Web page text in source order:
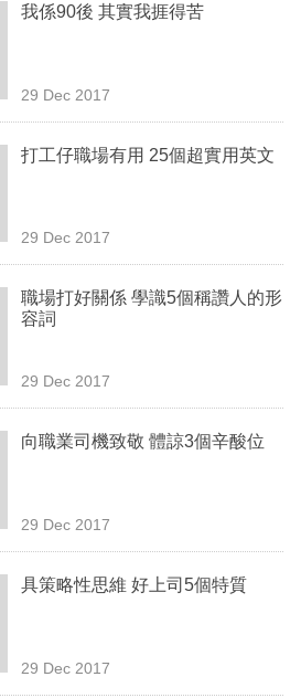
我係90後 其實我捱得苦
29 Dec 2017
打工仔職場有用 25個超實用英文
29 Dec 2017
職場打好關係 學識5個稱讚人的形
容詞
29 Dec 2017
向職業司機致敬 體諒3個辛酸位
29 Dec 2017
具策略性思維 好上司5個特質
29 Dec 2017